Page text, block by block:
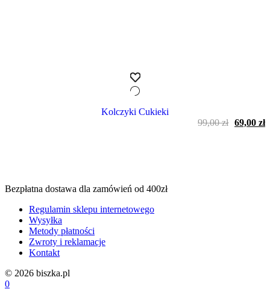
Kolczyki Cukieki
99,00zł 69,00 zł
Bezpłatna dostawa dla zamówień od 400zł
Regulamin sklepu internetowego
Wysyłka
Metody płatności
Zwroty i reklamacje
Kontakt
© 2026 biszka.pl
0